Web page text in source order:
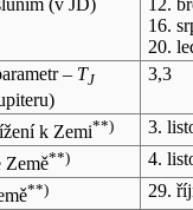
16.
20.
– TJ 3,3
k Zemi**)
3.
Země**)
4.
**)
29.